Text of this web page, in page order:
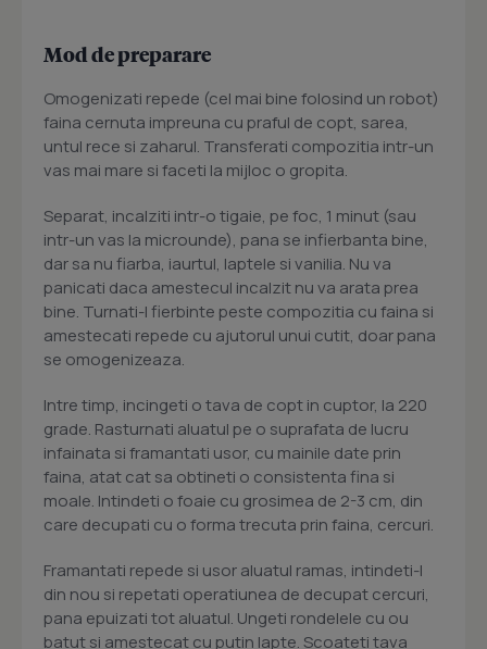
Mod de preparare
Omogenizati repede (cel mai bine folosind un robot)
faina cernuta impreuna cu praful de copt, sarea,
untul rece si zaharul. Transferati compozitia intr-un
vas mai mare si faceti la mijloc o gropita.
Separat, incalziti intr-o tigaie, pe foc, 1 minut (sau
intr-un vas la microunde), pana se infierbanta bine,
dar sa nu fiarba, iaurtul, laptele si vanilia. Nu va
panicati daca amestecul incalzit nu va arata prea
bine. Turnati-l fierbinte peste compozitia cu faina si
amestecati repede cu ajutorul unui cutit, doar pana
se omogenizeaza.
Intre timp, incingeti o tava de copt in cuptor, la 220
grade. Rasturnati aluatul pe o suprafata de lucru
infainata si framantati usor, cu mainile date prin
faina, atat cat sa obtineti o consistenta fina si
moale. Intindeti o foaie cu grosimea de 2-3 cm, din
care decupati cu o forma trecuta prin faina, cercuri.
Framantati repede si usor aluatul ramas, intindeti-l
din nou si repetati operatiunea de decupat cercuri,
pana epuizati tot aluatul. Ungeti rondelele cu ou
batut si amestecat cu putin lapte. Scoateti tava